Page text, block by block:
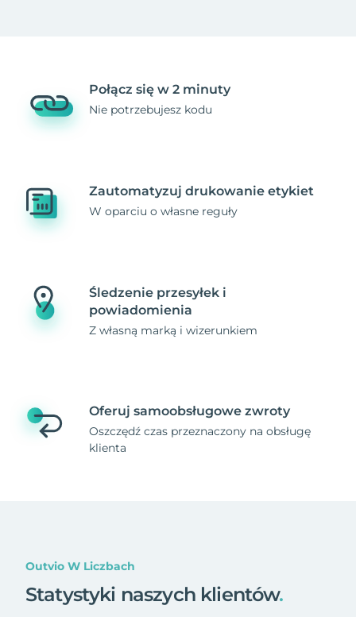
Połącz się w 2 minuty
Nie potrzebujesz kodu
Zautomatyzuj drukowanie etykiet
W oparciu o własne reguły
Śledzenie przesyłek i
powiadomienia
Z własną marką i wizerunkiem
Oferuj samoobsługowe zwroty
Oszczędź czas przeznaczony na obsługę
klienta
Outvio W Liczbach
Statystyki naszych klientów.